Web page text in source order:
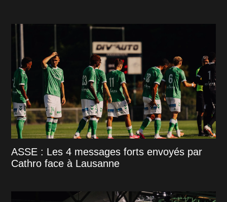
ASSE : Les 4 messages forts envoyés par
Cathro face à Lausanne